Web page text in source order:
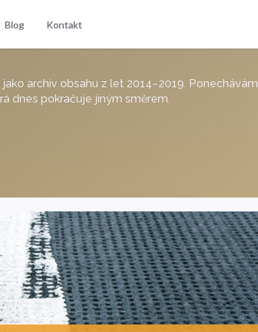
Blog Kontakt
archiv obsahu z let 2014–2019. Ponechávám
dnes pokračuje jiným směrem.